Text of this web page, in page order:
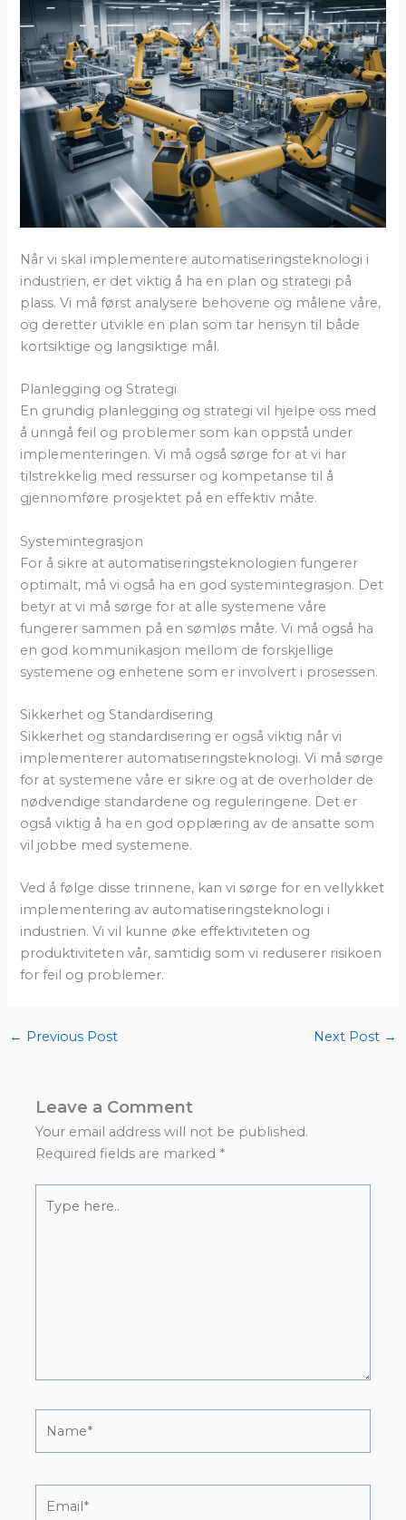
Når vi skal implementere automatiseringsteknologi i
industrien, er det viktig å ha en plan og strategi på
plass. Vi må først analysere behovene og målene våre,
og deretter utvikle en plan som tar hensyn til både
kortsiktige og langsiktige mål.
Planlegging og Strategi
En grundig planlegging og strategi vil hjelpe oss med
å unngå feil og problemer som kan oppstå under
implementeringen. Vi må også sørge for at vi har
tilstrekkelig med ressurser og kompetanse til å
gjennomføre prosjektet på en effektiv måte.
Systemintegrasjon
For å sikre at automatiseringsteknologien fungerer
optimalt, må vi også ha en god systemintegrasjon. Det
betyr at vi må sørge for at alle systemene våre
fungerer sammen på en sømløs måte. Vi må også ha
en god kommunikasjon mellom de forskjellige
systemene og enhetene som er involvert i prosessen.
Sikkerhet og Standardisering
Sikkerhet og standardisering er også viktig når vi
implementerer automatiseringsteknologi. Vi må sørge
for at systemene våre er sikre og at de overholder de
nødvendige standardene og reguleringene. Det er
også viktig å ha en god opplæring av de ansatte som
vil jobbe med systemene.
Ved å følge disse trinnene, kan vi sørge for en vellykket
implementering av automatiseringsteknologi i
industrien. Vi vil kunne øke effektiviteten og
produktiviteten vår, samtidig som vi reduserer risikoen
for feil og problemer.
← Previous Post Next Post →
Leave a Comment
Your email address will not be published.
Required fields are marked *
here..